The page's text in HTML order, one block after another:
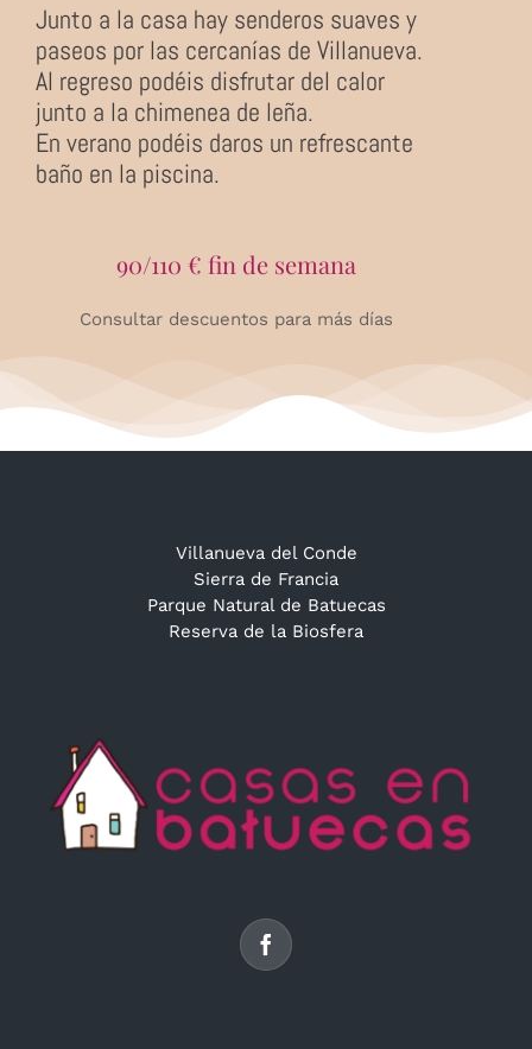
Junto a la casa hay senderos suaves y
paseos por las cercanías de Villanueva.
Al regreso podéis disfrutar del calor
junto a la chimenea de leña.
En verano podéis daros un refrescante
baño en la piscina.
90/110 € fin de semana
Consultar descuentos para más días
Villanueva del Conde
Sierra de Francia
Parque Natural de Batuecas
Reserva de la Biosfera